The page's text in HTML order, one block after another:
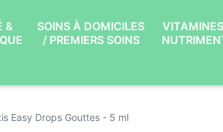
&
SOINS À DOMICILES
/ PREMIERS SOINS
Easy Drops Gouttes - 5 ml